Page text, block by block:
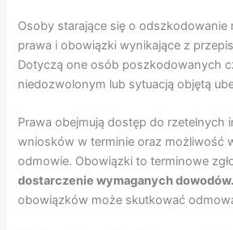
Osoby starające się o odszkodowanie
prawa i obowiązki wynikające z
Dotyczą one osób poszkodowanych
niedozwolonym lub sytuacją objętą
Prawa obejmują dostęp do rzetelnych
wniosków w terminie oraz możliwość
odmowie. Obowiązki to terminowe
dostarczenie wymaganych dowodów.
obowiązków może skutkować